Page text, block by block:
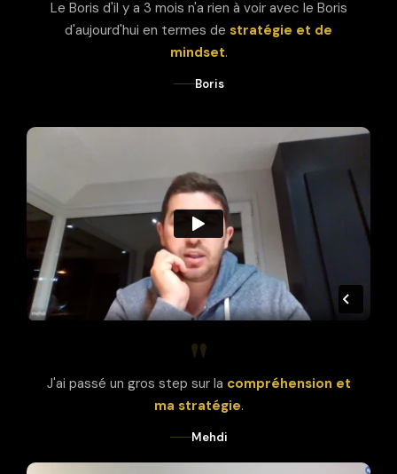
Le Boris d'il y a 3 mois n'a rien à voir avec le Boris
d'aujourd'hui en termes de stratégie et de
mindset.
Boris
"
J'ai passé un gros step sur la compréhension et
ma stratégie.
Mehdi